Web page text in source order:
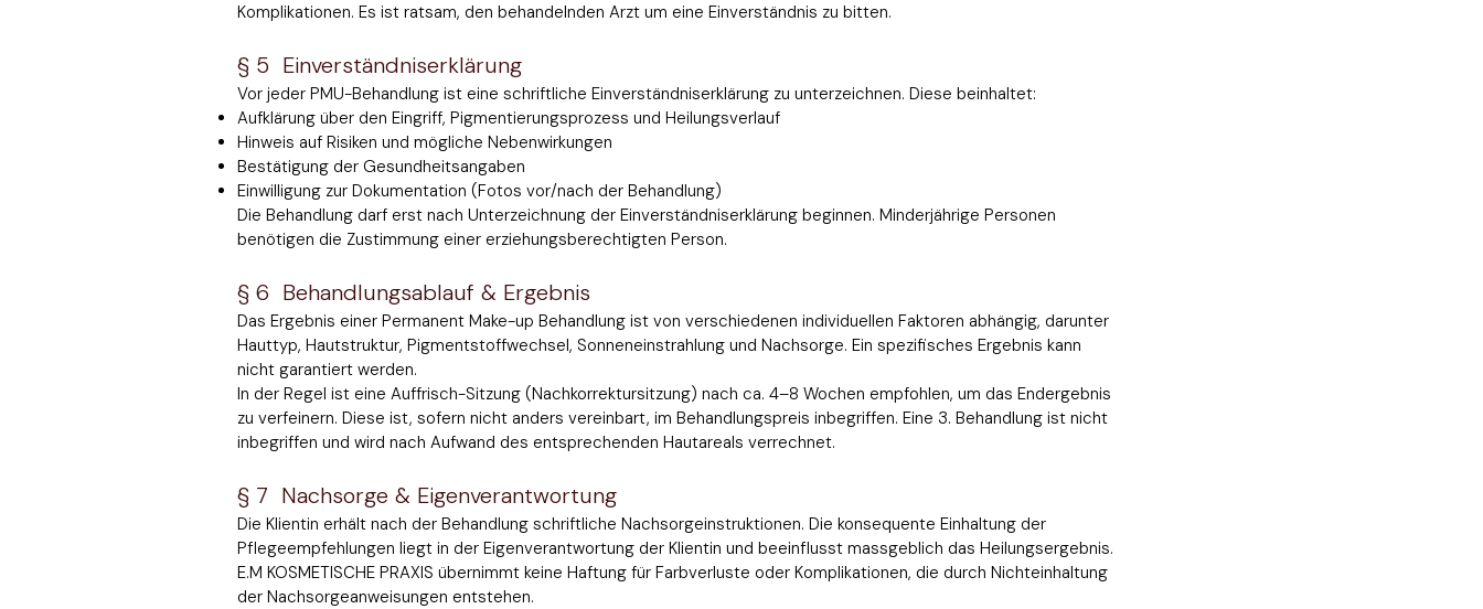
Komplikationen. Es ist ratsam, den behandelnden Arzt um eine Einverständnis zu bitten.
§ 5 Einverständniserklärung
Vor jeder PMU-Behandlung ist eine schriftliche Einverständniserklärung zu unterzeichnen. Diese beinhaltet:
Aufklärung über den Eingriff, Pigmentierungsprozess und Heilungsverlauf
Hinweis auf Risiken und mögliche Nebenwirkungen
Bestätigung der Gesundheitsangaben
Einwilligung zur Dokumentation (Fotos vor/nach der Behandlung)
Die Behandlung darf erst nach Unterzeichnung der Einverständniserklärung beginnen. Minderjährige Personen
benötigen die Zustimmung einer erziehungsberechtigten Person.
§ 6 Behandlungsablauf & Ergebnis
Das Ergebnis einer Permanent Make-up Behandlung ist von verschiedenen individuellen Faktoren abhängig, darunter
Hauttyp, Hautstruktur, Pigmentstoffwechsel, Sonneneinstrahlung und Nachsorge. Ein spezifisches Ergebnis kann
nicht garantiert werden.
In der Regel ist eine Auffrisch-Sitzung (Nachkorrektursitzung) nach ca. 4–8 Wochen empfohlen, um das Endergebnis
zu verfeinern. Diese ist, sofern nicht anders vereinbart, im Behandlungspreis inbegriffen. Eine 3. Behandlung ist nicht
inbegriffen und wird nach Aufwand des entsprechenden Hautareals verrechnet.
§ 7 Nachsorge & Eigenverantwortung
Die Klientin erhält nach der Behandlung schriftliche Nachsorgeinstruktionen. Die konsequente Einhaltung der
Pflegeempfehlungen liegt in der Eigenverantwortung der Klientin und beeinflusst massgeblich das Heilungsergebnis.
E.M KOSMETISCHE PRAXIS übernimmt keine Haftung für Farbverluste oder Komplikationen, die durch Nichteinhaltung
der Nachsorgeanweisungen entstehen.